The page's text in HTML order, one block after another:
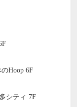
Hoop 6F
シティ 7F